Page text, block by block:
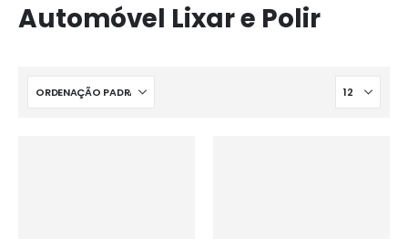
Automóvel Lixar e Polir